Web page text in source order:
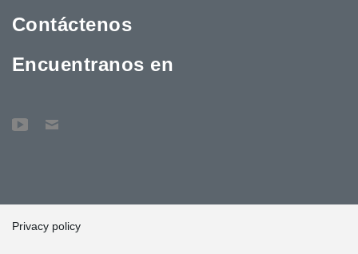
Contáctenos
Encuentranos en
Privacy policy